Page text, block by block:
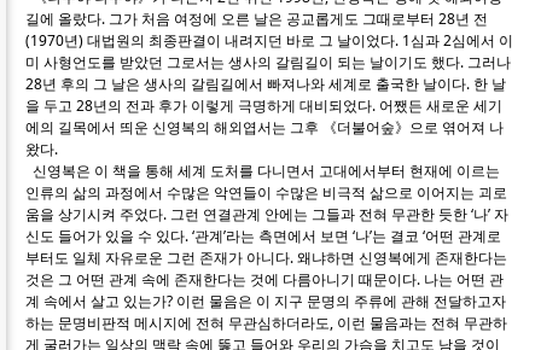
길에 올랐다. 그가 처음 여정에 오른 날은 공교롭게도 그때로부터 28년 전
(1970년) 대법원의 최종판결이 내려지던 바로 그 날이었다. 1심과 2심에서 이
미 사형언도를 받았던 그로서는 생사의 갈림길이 되는 날이기도 했다. 그러나
28년 후의 그 날은 생사의 갈림길에서 빠져나와 세계로 출국한 날이다. 한 날
을 두고 28년의 전과 후가 이렇게 극명하게 대비되었다. 어쨌든 새로운 세기
에의 길목에서 띄운 신영복의 해외엽서는 그후 《더불어숲》으로 엮어져 나
왔다.
신영복은 이 책을 통해 세계 도처를 다니면서 고대에서부터 현재에 이르는
인류의 삶의 과정에서 수많은 악연들이 수많은 비극적 삶으로 이어지는 괴로
움을 상기시켜 주었다. 그런 연결관계 안에는 그들과 전혀 무관한 듯한 ‘나’ 자
신도 들어가 있을 수 있다. ‘관계’라는 측면에서 보면 ‘나’는 결코 ‘어떤 관계로
부터도 일체 자유로운 그런 존재가 아니다. 왜냐하면 신영복에게 존재한다는
것은 그 어떤 관계 속에 존재한다는 것에 다름아니기 때문이다. 나는 어떤 관
계 속에서 살고 있는가? 이런 물음은 이 지구 문명의 주류에 관해 전달하고자
하는 문명비판적 메시지에 전혀 무관심하더라도, 이런 물음과는 전혀 무관하
게 굴러가는 일상의 맥락 속에 뚫고 들어와 우리의 가슴을 치고도 남을 것이